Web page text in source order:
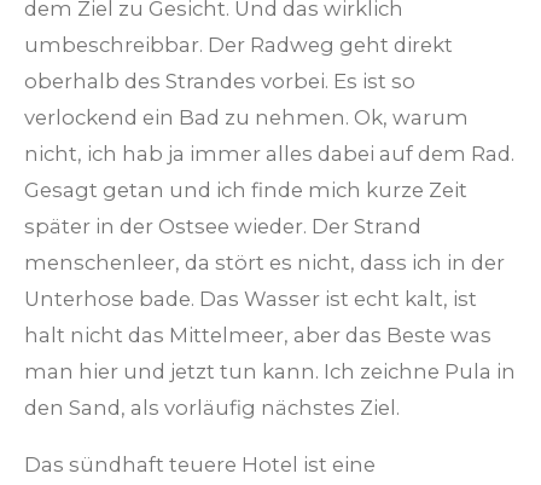
dem Ziel zu Gesicht. Und das wirklich
umbeschreibbar. Der Radweg geht direkt
oberhalb des Strandes vorbei. Es ist so
verlockend ein Bad zu nehmen. Ok, warum
nicht, ich hab ja immer alles dabei auf dem Rad.
Gesagt getan und ich finde mich kurze Zeit
später in der Ostsee wieder. Der Strand
menschenleer, da stört es nicht, dass ich in der
Unterhose bade. Das Wasser ist echt kalt, ist
halt nicht das Mittelmeer, aber das Beste was
man hier und jetzt tun kann. Ich zeichne Pula in
den Sand, als vorläufig nächstes Ziel.
Das sündhaft teuere Hotel ist eine